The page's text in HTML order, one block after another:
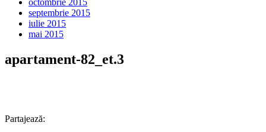
octombrie 2015
septembrie 2015
iulie 2015
mai 2015
apartament-82_et.3
Partajează: